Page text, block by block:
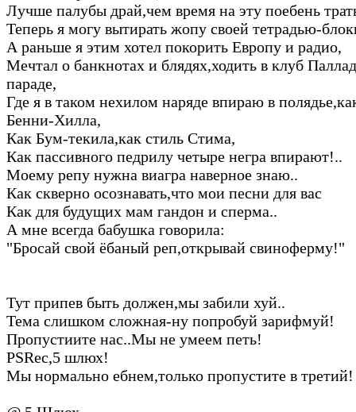
Лучше палубы драй,чем время на эту поебень
Теперь я могу вытирать жопу своей тетрадью-
А раньше я этим хотел покорить Европу и радио,
Мечтал о банкнотах и блядях,ходить в клуб
параде,
Где я в таком нехилом наряде впираю в
Бенни-Хилла,
Как Бум-текила,как стиль Стима,
Как пассивного педрилу четыре негра впирают!..
Моему репу нужна виагра наверное знаю..
Как скверно осознавать,что мои песни для вас
Как для будущих мам гандон и сперма..
А мне всегда бабушка говорила:
"Бросай свой ёбаный реп,открывай свиноферму!"
Тут припев быть должен,мы забили хуй..
Тема слишком сложная-ну попробуй зарифмуй!
Пропустиите нас..Мы не умеем петь!
PSRec,5 шлюх!
Мы нормально ебнем,только пропустите в третий!